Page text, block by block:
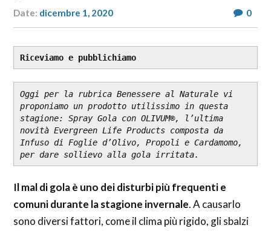
Date: dicembre 1, 2020
&
Glamour
News
0
Riceviamo e pubblichiamo
Oggi per la rubrica Benessere al Naturale vi
proponiamo un prodotto utilissimo in questa
stagione: Spray Gola con OLIVUM®, l’ultima
novità Evergreen Life Products composta da
Infuso di Foglie d’Olivo, Propoli e Cardamomo,
per dare sollievo alla gola irritata.
Il mal di gola è uno dei disturbi più frequenti e
comuni durante la stagione invernale. A causarlo
sono diversi fattori, come il clima più rigido, gli sbalzi